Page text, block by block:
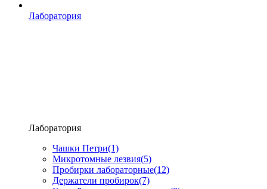
Лаборатория
Лаборатория
Чашки Петри(1)
Микротомные лезвия(5)
Пробирки лабораторные(12)
Держатели пробирок(7)